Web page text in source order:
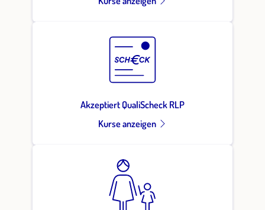
Akzeptiert QualiScheck RLP
Kurse anzeigen